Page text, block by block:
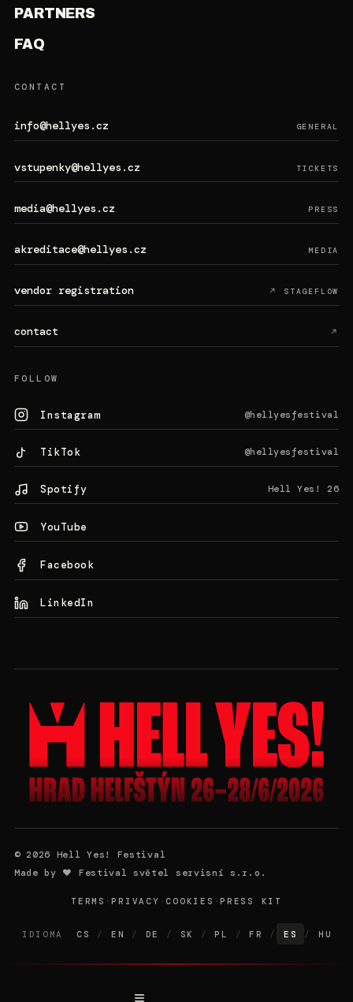
PARTNERS
FAQ
CONTACT
info@hellyes.cz GENERAL
vstupenky@hellyes.cz TICKETS
media@hellyes.cz PRESS
akreditace@hellyes.cz MEDIA
vendor registration ↗ STAGEFLOW
contact ↗
FOLLOW
Instagram @hellyesfestival
TikTok @hellyesfestival
Spotify Hell Yes! 26
YouTube
Facebook
LinkedIn
©2026 Hell Yes! Festival
Made by ❤️ Festival světel servisní s.r.o.
TERMS ·PRIVACY · COOKIES ·PRESS KIT
IDIOMA CS / EN / DE / SK / PL / FR / ES / HU